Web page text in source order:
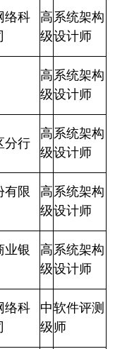
络科
高
级
系统架构
设计师
高
级
系统架构
设计师
分行
高
级
系统架构
设计师
有限
高
级
系统架构
设计师
业银
高
级
系统架构
设计师
络科
中
级
软件评测
师